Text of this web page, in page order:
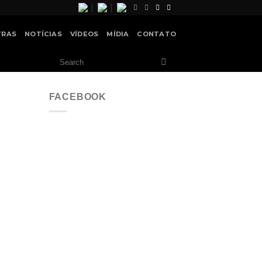
NOTÍCIAS VÍDEOS MÍDIA CONTATO
FACEBOOK